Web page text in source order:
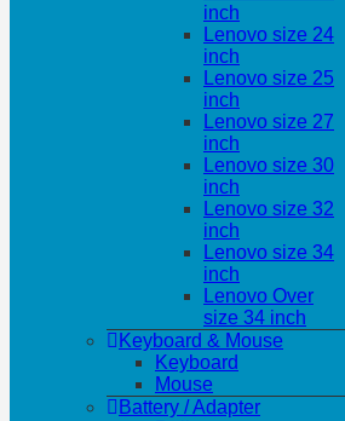
inch
Lenovo size 24
inch
Lenovo size 25
inch
Lenovo size 27
inch
Lenovo size 30
inch
Lenovo size 32
inch
Lenovo size 34
inch
Lenovo Over
size 34 inch
Keyboard & Mouse
Keyboard
Mouse
Battery / Adapter